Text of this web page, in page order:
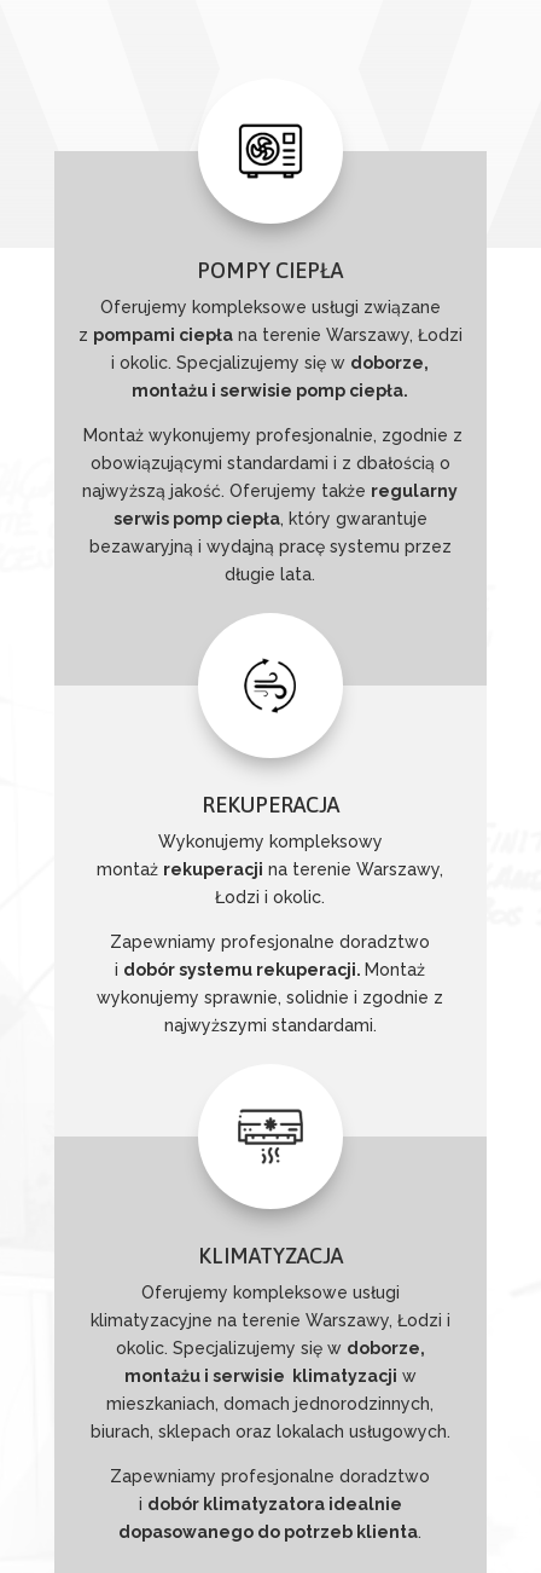
POMPY CIEPŁA
Oferujemy kompleksowe usługi związane
z pompami ciepła na terenie Warszawy, Łodzi
i okolic. Specjalizujemy się w doborze,
montażu i serwisie pomp ciepła.
Montaż wykonujemy profesjonalnie, zgodnie z
obowiązującymi standardami i z dbałością o
najwyższą jakość. Oferujemy także regularny
serwis pomp ciepła, który gwarantuje
bezawaryjną i wydajną pracę systemu przez
długie lata.
REKUPERACJA
Wykonujemy kompleksowy
montaż rekuperacji na terenie Warszawy,
Łodzi i okolic.
Zapewniamy profesjonalne doradztwo
i dobór systemu rekuperacji. Montaż
wykonujemy sprawnie, solidnie i zgodnie z
najwyższymi standardami.
KLIMATYZACJA
Oferujemy kompleksowe usługi
klimatyzacyjne na terenie Warszawy, Łodzi i
okolic. Specjalizujemy się w doborze,
montażu i serwisie klimatyzacji w
mieszkaniach, domach jednorodzinnych,
biurach, sklepach oraz lokalach usługowych.
Zapewniamy profesjonalne doradztwo
i dobór klimatyzatora idealnie
dopasowanego do potrzeb klienta.